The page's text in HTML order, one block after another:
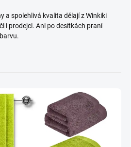
a spolehlivá kvalita dělají z Winkiki
i prodejci. Ani po desítkách praní